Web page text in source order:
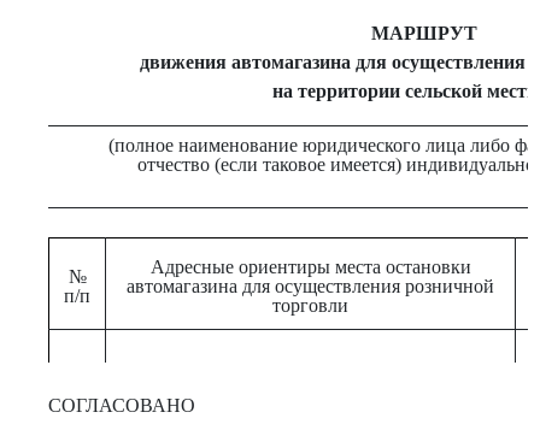
МАРШРУТ
движения автомагазина для осуществления
на территории сельской
(полное наименование юридического лица либо
отчество (если таковое имеется)
№
п/п
Адресные ориентиры места остановки
автомагазина для осуществления розничной
торговли
СОГЛАСОВАНО